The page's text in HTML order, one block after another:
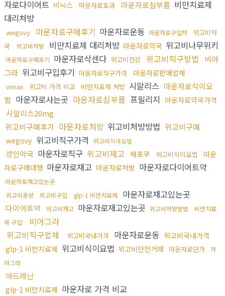
자로다이어트 비닉스 마운자로효과 마운자로심부름 비만치료제
대리처방
wegovy 마운자로구매후기 마운자로운동 마운자로구입처
위고비약
국
위고비처방 비만치료제 대리처방 마운자로약국 위고비나무위키
마운자로구매후기 마운자로삭센다 위고비건강 위고비직구방법
비아
그라 위고비구입후기 마운자로직구가격 마운자로판매업체
vimax 위고비 가격 비교 비만치료제 처방 시알리스 마운자로식이요
법 마운자로사는곳 마운자로심부름 프릴리지 마운자로약국가격
시알리스20mg
위고비구매후기 마운자로처방 위고비처방방법 위고비구매
wegovy 위고비직구가격 위고비식이요법
성인약국 마운자로직구 위고비재고 해포쿠 위고비식이요법
마운
자로구매대행 마운자로재고 마운자로처방 마운자로다이어트약
마운자로재고있는곳
위고비용량
위고비구입 glp-1 비만치료제 마운자로재고있는곳
다이어트약 위고비재고 마운자로재고있는곳 위고비처방방법
비만치료
제 구입
비아그라
위고비직구업체
위고비국내가격 마운자로운동 위고비국내가격
glp-1 비만치료제 위고비식이요법 위고비안전거래 마운자로단가
카
마그라
아드레닌
glp-1 비만치료제 마운자로 가격 비교